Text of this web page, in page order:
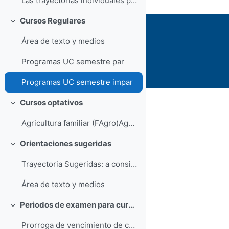
Contrair
Cursos Regulares
Área de texto y medios
Programas UC semestre par
Programas UC semestre impar
Contrair
Cursos optativos
Agricultura familiar (FAgro)Agua y ciudad &nb...
Contrair
Orientaciones sugeridas
Trayectoria Sugeridas: a considerar por la Comisió...
Área de texto y medios
Contrair Periodos de examen para cursos realizados en 2020 y 2021
Prorroga de vencimiento de cursos